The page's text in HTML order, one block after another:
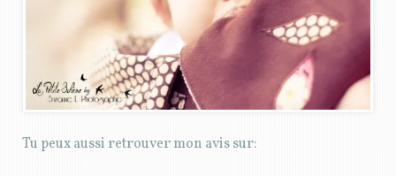
Tu peux aussi retrouver mon avis sur: